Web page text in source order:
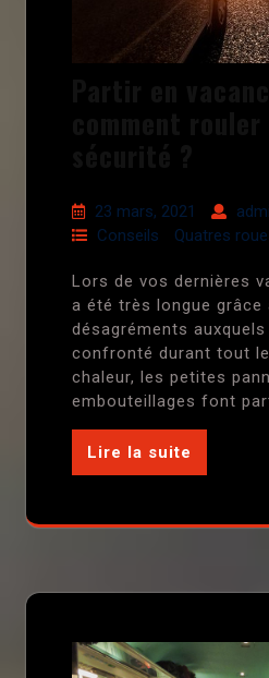
23 mars, 2021
Conseils
Quatres
Lors de vos dernières
a été très longue grâce
désagréments
confronté durant tout
chaleur, les petites
embouteillages font
Lire la suite